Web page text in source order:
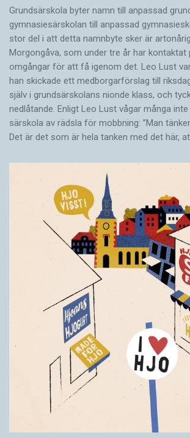
Grundsärskola byter namn till anpassad
gymnasiesärskolan till anpassad
stor del i att detta namnbyte sker är
Morgongåva, som under tre år har kontaktat
omgångar för att få igenom det. Leo Lust
han skickade ett medborgarförslag till
själv i grundsärskolans nionde klass, och
nedlåtande. Enligt Leo Lust vågar många
särskola av rädsla för mobbning: ”Man
Det är det som är hela tanken med det här,